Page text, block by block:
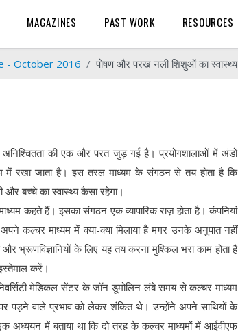
MAGAZINES PAST WORK RESOURCES
- October 2016 पोषण और परख नली शिशुओं का स्वास्थ्य
की एक और परत जुड़ गई है। प्रयोगशालाओं में अंडों
रखा जाता है। इस तरल माध्यम के संगठन से तय होता है कि
और बच्चे का स्वास्थ्य कैसा रहेगा।
कहते हैं। इसका संगठन एक व्यापारिक राज़ होता है। कंपनियां
अपने कल्चर माध्यम में क्या-क्या मिलाया है मगर उनके अनुपात नहीं
भ्रूणविज्ञानियों के लिए यह तय करना मुश्किल भरा काम होता है
करें।
मेडिकल सेंटर के जॉन डूमोलिन लंबे समय से कल्चर माध्यम
पड़ने वाले प्रभाव को लेकर शंकित थे। उन्होंने अपने साथियों के
अध्ययन में बताया था कि दो तरह के कल्चर माध्यमों में आईवीएफ